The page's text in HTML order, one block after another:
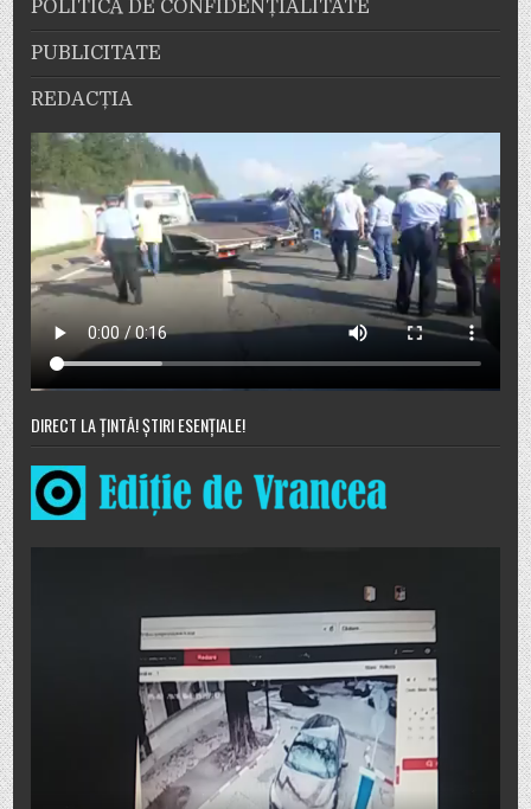
POLITICĂ DE CONFIDENȚIALITATE
PUBLICITATE
REDACȚIA
DIRECT LA ȚINTĂ! ȘTIRI ESENȚIALE!